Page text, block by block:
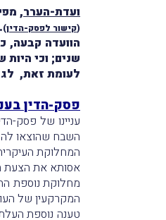
ועדת-הערר,
(קישור לפסק-הדין)
.
שנים; וכי
לעומת זאת,
פסק-הדין
עניינו של פסק-
השבח שהוצאו לה
המחלוקת
אסותא את הצעת
מחלוקת נוספת התעוררה ביחס
המקרקעין של